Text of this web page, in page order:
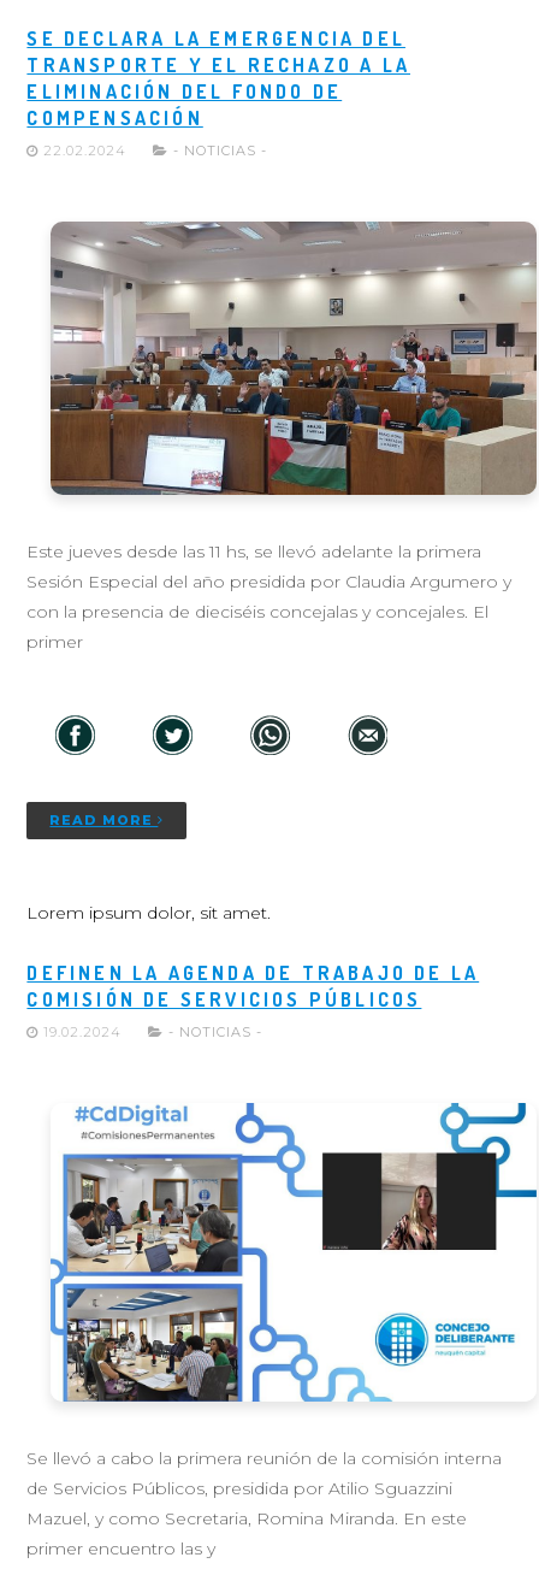
SE DECLARA LA EMERGENCIA DEL
TRANSPORTE Y EL RECHAZO A LA
ELIMINACIÓN DEL FONDO DE
COMPENSACIÓN
22.02.2024 - NOTICIAS -
Este jueves desde las 11 hs, se llevó adelante la primera
Sesión Especial del año presidida por Claudia Argumero y
con la presencia de dieciséis concejalas y concejales. El
primer
READ MORE
Lorem ipsum dolor, sit amet.
DEFINEN LA AGENDA DE TRABAJO DE LA
COMISIÓN DE SERVICIOS PÚBLICOS
19.02.2024 - NOTICIAS -
Se llevó a cabo la primera reunión de la comisión interna
de Servicios Públicos, presidida por Atilio Sguazzini
Mazuel, y como Secretaria, Romina Miranda. En este
primer encuentro las y